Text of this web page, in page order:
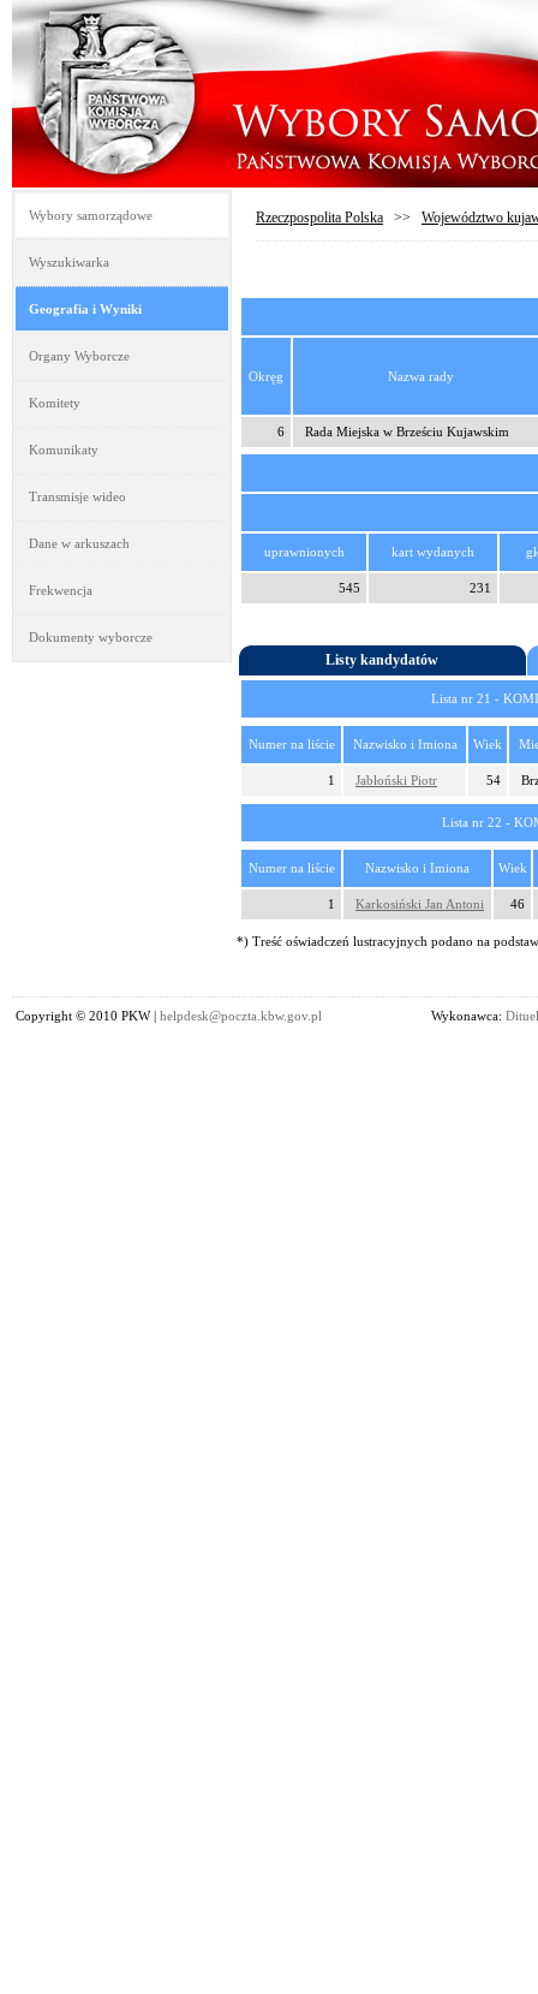
Wybory samorządowe
Wyszukiwarka
Geografia i Wyniki
Organy Wyborcze
Komitety
Komunikaty
Transmisje wideo
Dane w arkuszach
Frekwencja
Dokumenty wyborcze
Rzeczpospolita Polska >> Województwo
Okręg Nazwa rady
6 Rada Miejska w Brześciu Kujawskim
uprawnionych kart wydanych
545 231
Listy kandydatów
Lista nr 21 -
Numer na liście Nazwisko i Imiona Wiek
1 Jabłoński Piotr 54
Lista nr 22 -
Numer na liście Nazwisko i Imiona Wiek
1 Karkosiński Jan Antoni 46
*) Treść oświadczeń lustracyjnych podano na
Copyright © 2010 PKW | helpdesk@poczta.kbw.gov.pl Wykonawca: